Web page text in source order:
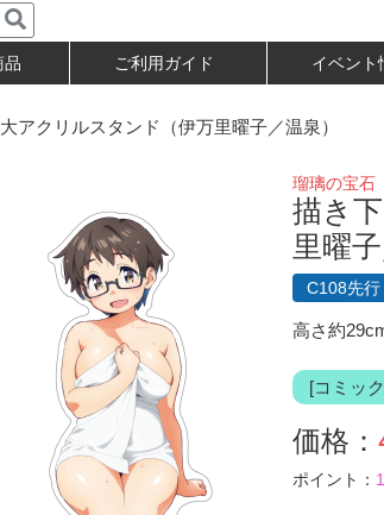
品 ご利用ガイド イベント
クリルスタンド（伊万里曜子／温泉）
瑠璃の宝石
描き
里曜子
C108先行
高さ約
[コミッ
価格：
ポイント：